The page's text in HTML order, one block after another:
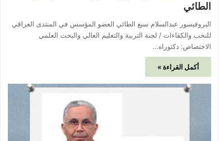
الطائي
البروفيسور عبدالسلام سبع الطائي العضو المؤسس في المنتدى العراقي
للنخب والكفاءات / لجنة التربية والتعليم العالي والبحث العلمي
الاختصاص: دكتوراه…
أكمل القراءة »